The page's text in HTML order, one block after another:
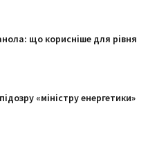
що корисніше для рівня
«міністру енергетики»